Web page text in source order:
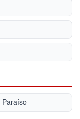
Paraíso